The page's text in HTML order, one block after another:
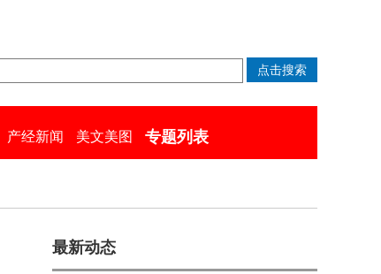
产经新闻 美文美图 专题列表
最新动态